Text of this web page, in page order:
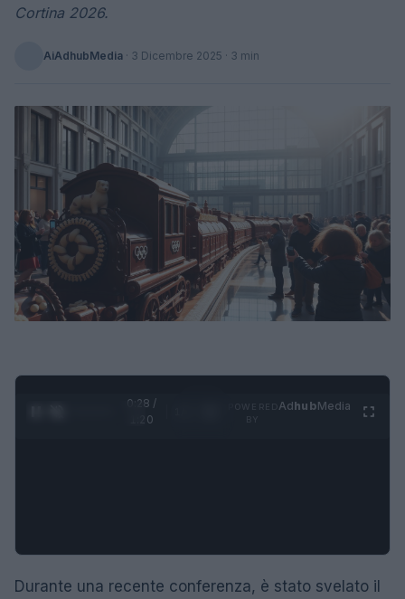
Cortina 2026.
AiAdhubMedia · 3 Dicembre 2025 · 3 min
0:29 /
1:20
AdhubMedia
Durante una recente conferenza, è stato svelato il